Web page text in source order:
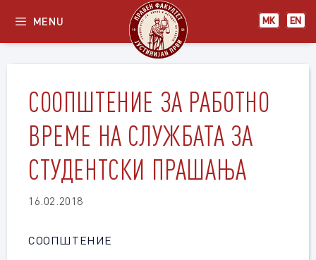
content
МК EN
MENU
СООПШТЕНИЕ ЗА РАБОТНО
ВРЕМЕ НА СЛУЖБАТА ЗА
СТУДЕНТСКИ ПРАШАЊА
16.02.2018
СООПШТЕНИЕ